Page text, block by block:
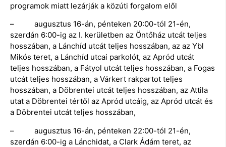
programok miatt lezárják a közúti forgalom elől
– augusztus 16-án, pénteken 20:00-tól 21-én,
szerdán 6:00-ig az I. kerületben az Öntőház utcát teljes
hosszában, a Lánchíd utcát teljes hosszában, az az Ybl
Mikós teret, a Lánchíd utcai parkolót, az Apród utcát
teljes hosszában, a Fátyol utcát teljes hosszában, a Fogas
utcát teljes hosszában, a Várkert rakpartot teljes
hosszában, a Döbrentei utcát teljes hosszában, az Attila
utat a Döbrentei tértől az Apród utcáig, az Apród utcát és
a Döbrentei utcát teljes hosszában,
– augusztus 16-án, pénteken 22:00-tól 21-én,
szerdán 6:00-ig a Lánchidat, a Clark Ádám teret, az